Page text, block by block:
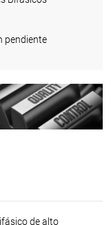
pendiente
de alto